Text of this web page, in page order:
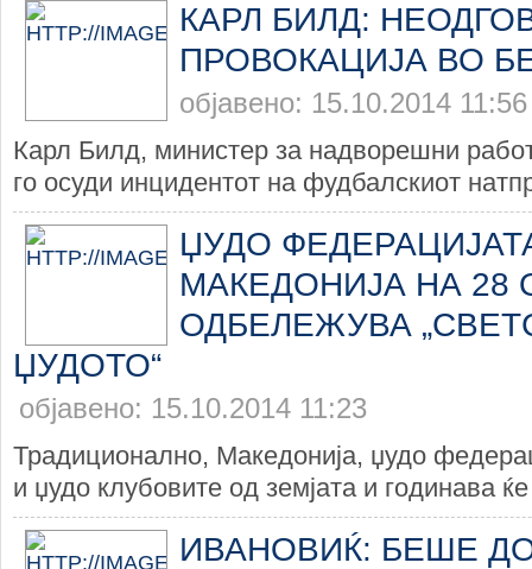
КАРЛ БИЛД:
ПРОВОКАЦИЈА ВО
објавено: 15.10.2014 11:56
Карл Билд, министер за надворешни
го осуди инцидентот на фудбалскиот
ЏУДО
МАКЕДОНИЈА НА 28
ОДБЕЛЕЖУВА
ЏУДОТО“
објавено: 15.10.2014 11:23
Традиционално, Македонија, џудо
и џудо клубовите од земјата и годинава
ИВАНОВИЌ: БЕШЕ